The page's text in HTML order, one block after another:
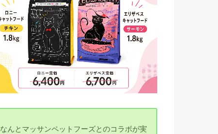
なんとマッサンペットフーズとのコラボが実